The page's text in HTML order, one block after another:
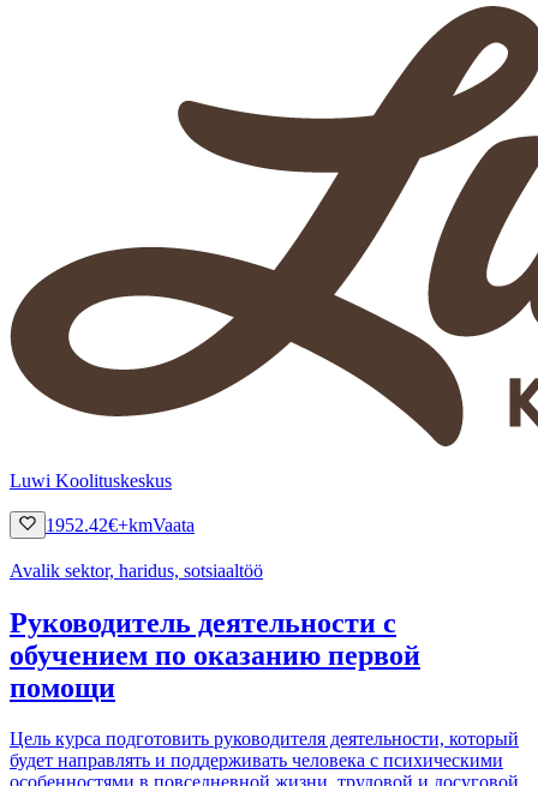
Luwi Koolituskeskus
1952.42€+kmVaata
Avalik sektor, haridus, sotsiaaltöö
Руководитель деятельности с
обучением по оказанию первой
помощи
Цель курса подготовить руководителя деятельности, который
будет направлять и поддерживать человека с психическими